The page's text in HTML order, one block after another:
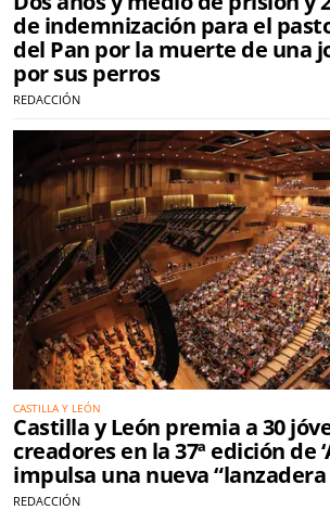
de indemnización para el
del Pan por la muerte de una
por sus perros
REDACCIÓN
CASTILLA Y LEÓN
Castilla y León premia a 30
creadores en la 37ª edición de
impulsa una nueva
REDACCIÓN